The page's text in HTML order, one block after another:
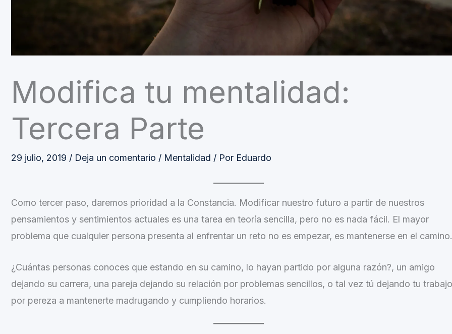
Modifica tu mentalidad:
Tercera Parte
29 julio, 2019 / Deja un comentario / Mentalidad / Por Eduardo
Como tercer paso, daremos prioridad a la Constancia. Modificar nuestro futuro a partir de nuestros
pensamientos y sentimientos actuales es una tarea en teoría sencilla, pero no es nada fácil. El mayor
problema que cualquier persona presenta al enfrentar un reto no es empezar, es mantenerse en el camino.
¿Cuántas personas conoces que estando en su camino, lo hayan partido por alguna razón?, un amigo
dejando su carrera, una pareja dejando su relación por problemas sencillos, o tal vez tú dejando tu trabajo
por pereza a mantenerte madrugando y cumpliendo horarios.